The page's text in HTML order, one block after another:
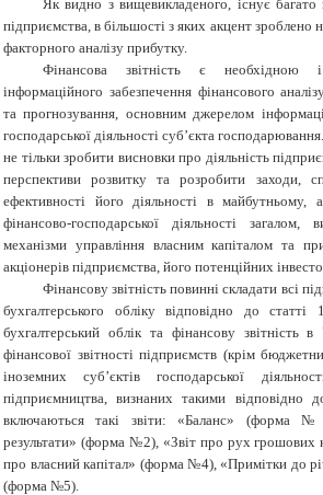
Як видно з вищевикладеного, існує багато
підприємства, в більшості з яких акцент зроблено
факторного аналізу прибутку.
Фінансова звітність є необхідною
інформаційного забезпечення фінансового
та прогнозування, основним джерелом
господарської діяльності суб’єкта
не тільки зробити висновки про діяльність
перспективи розвитку та розробити заходи,
ефективності його діяльності в майбутньому,
фінансово-господарської діяльності загалом,
механізми управління власним капіталом та
акціонерів підприємства, його потенційних
Фінансову звітність повинні складати всі
бухгалтерського обліку відповідно до
бухгалтерський облік та фінансову звітність
фінансової звітності підприємств (крім
іноземних суб’єктів господарської
підприємництва, визнаних такими відповідно
включаються такі звіти: «Баланс» (форма
результати» (форма №2), «Звіт про рух
про власний капітал» (форма №4), «Примітки до
(форма №5).